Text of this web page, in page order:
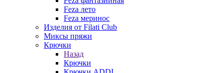
Feza лето
Feza меринос
Изделия от Filati Club
Миксы пряжи
Крючки
Назад
Крючки